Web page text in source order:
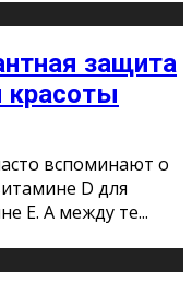
защита
красоты
вспоминают о
D для
Е. А между те...